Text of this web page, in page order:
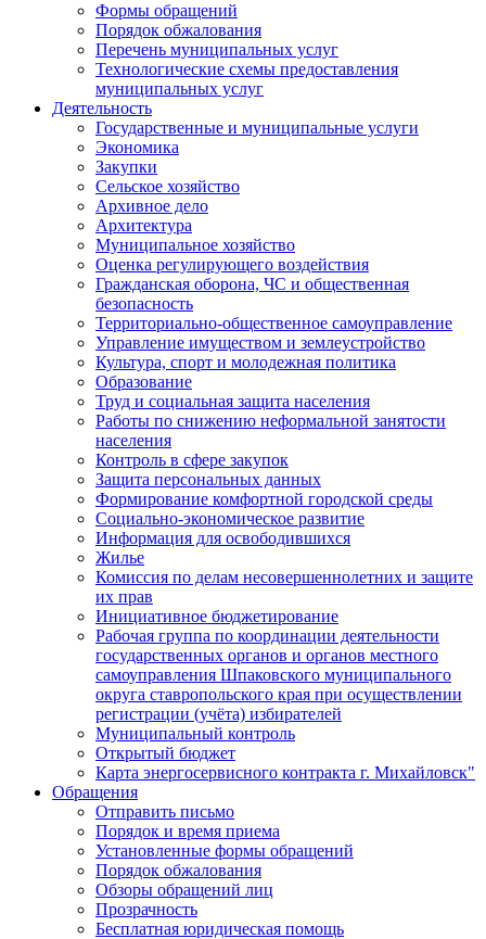
Формы обращений
Порядок обжалования
Перечень муниципальных услуг
Технологические схемы предоставления
муниципальных услуг
Деятельность
Государственные и муниципальные услуги
Экономика
Закупки
Сельское хозяйство
Архивное дело
Архитектура
Муниципальное хозяйство
Оценка регулирующего воздействия
Гражданская оборона, ЧС и общественная
безопасность
Территориально-общественное самоуправление
Управление имуществом и землеустройство
Культура, спорт и молодежная политика
Образование
Труд и социальная защита населения
Работы по снижению неформальной занятости
населения
Контроль в сфере закупок
Защита персональных данных
Формирование комфортной городской среды
Социально-экономическое развитие
Информация для освободившихся
Жилье
Комиссия по делам несовершеннолетних и защите
их прав
Инициативное бюджетирование
Рабочая группа по координации деятельности
государственных органов и органов местного
самоуправления Шпаковского муниципального
округа ставропольского края при осуществлении
регистрации (учёта) избирателей
Муниципальный контроль
Открытый бюджет
Карта энергосервисного контракта г. Михайловск"
Обращения
Отправить письмо
Порядок и время приема
Установленные формы обращений
Порядок обжалования
Обзоры обращений лиц
Прозрачность
Бесплатная юридическая помощь